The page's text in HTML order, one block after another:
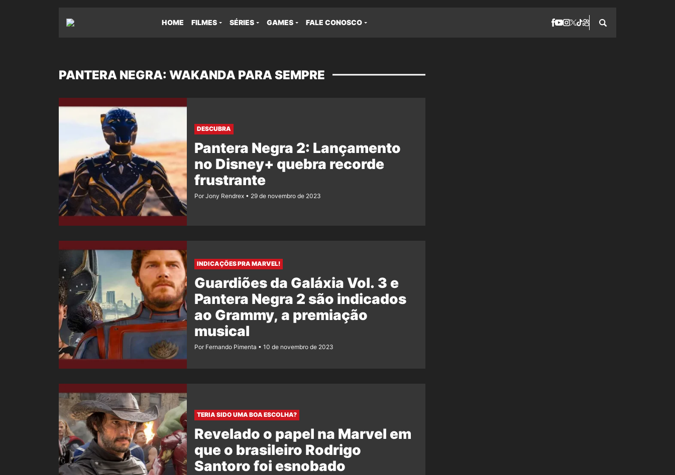
HOME FILMES SÉRIES GAMES FALE CONOSCO
PANTERA NEGRA: WAKANDA PARA SEMPRE
DESCUBRA
Pantera Negra 2: Lançamento
no Disney+ quebra recorde
frustrante
Por Jony Rendrex 29 de novembro de 2023
INDICAÇÕES PRA MARVEL!
Guardiões da Galáxia Vol. 3 e
Pantera Negra 2 são indicados
ao Grammy, a premiação
musical
Por Fernando Pimenta 10 de novembro de 2023
TERIA SIDO UMA BOA ESCOLHA?
Revelado o papel na Marvel em
que o brasileiro Rodrigo
Santoro foi esnobado